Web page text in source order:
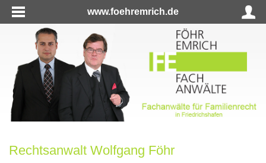
www.foehremrich.de
Rechtsanwalt Wolfgang Föhr